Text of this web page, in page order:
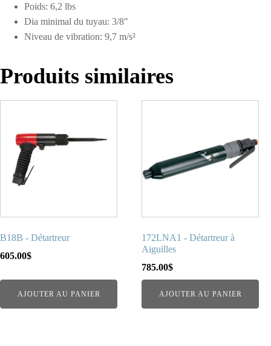
Poids: 6,2 lbs
Dia minimal du tuyau: 3/8"
Niveau de vibration: 9,7 m/s²
Produits similaires
B18B - Détartreur
605.00$
AJOUTER AU PANIER
172LNA1 - Détartreur à
Aiguilles
785.00$
AJOUTER AU PANIER